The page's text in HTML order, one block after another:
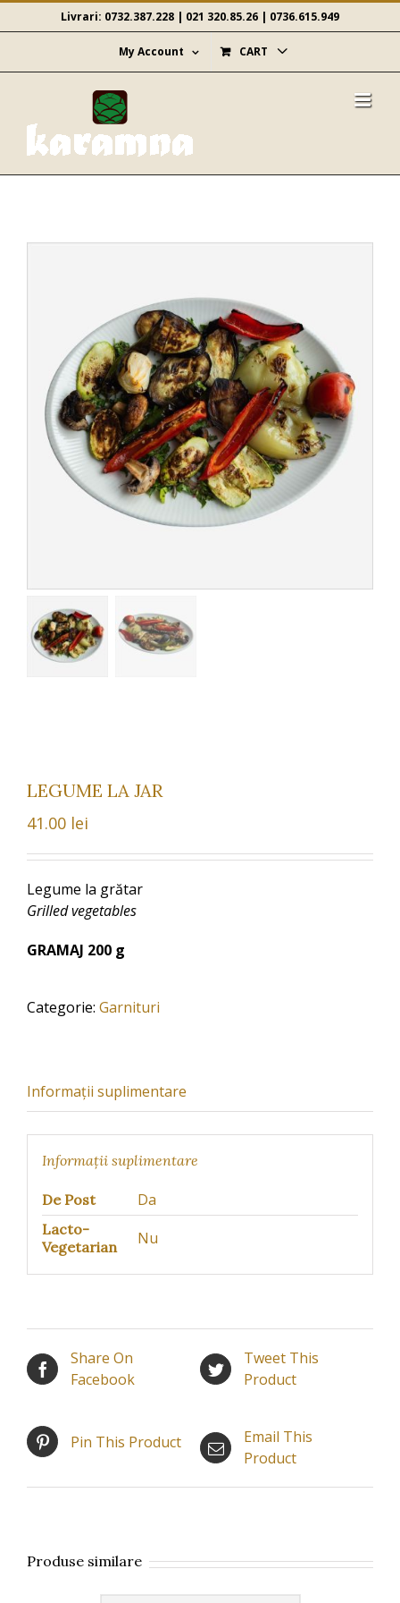
to
Livrari: 0732.387.228 | 021 320.85.26 | 0736.615.949
My Account CART
LEGUME LA JAR
41.00 lei
Legume la grătar
Grilled vegetables
GRAMAJ 200 g
Categorie: Garnituri
Informații suplimentare
Informații suplimentare
De Post Da
Lacto-
Vegetarian
Nu
Share On
Facebook
Tweet This
Product
Pin This Product
Email This
Product
Produse similare